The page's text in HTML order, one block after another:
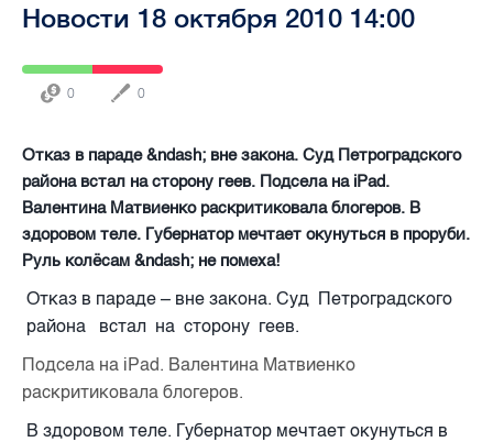
Новости 18 октября 2010 14:00
0 0
Отказ в параде &ndash; вне закона. Cуд Петроградского
района встал на сторону геев. Подсела на iPad.
Валентина Матвиенко раскритиковала блогеров. В
здоровом теле. Губернатор мечтает окунуться в проруби.
Руль колёсам &ndash; не помеха!
Отказ в параде – вне закона. Cуд Петроградского
района встал на сторону геев.
Подсела на iPad. Валентина Матвиенко
раскритиковала блогеров.
В здоровом теле. Губернатор мечтает окунуться в